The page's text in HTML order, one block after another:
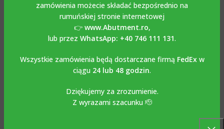
zamówienia możecie składać bezpośrednio na
rumuńskiej stronie internetowej
👉 www.Abutment.ro,
lub przez WhatsApp: +40 746 111 131.
Wszystkie zamówienia będą dostarczane firmą FedExw
ciągu 24 lub 48 godzin.
Dziękujemy za zrozumienie.
Z wyrazami szacunku 🫡
Prosty Multi-Unit Bont kompatybilny z NOBEL REPLACE
SELECT wykonany jest z tytanu Grade 5-6AL4V i dostępny
jest dla średnic 3.5 mm, 4.3 mm, 5 mm i wysokości dziąsła
5m.Część ochronna Multi-Unit, w której wkręca się pracę,